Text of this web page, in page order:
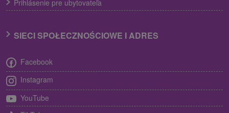
Prihlásenie pre ubytovateľa
SIECI SPOŁECZNOŚCIOWE I ADRES
Facebook
Instagram
YouTube